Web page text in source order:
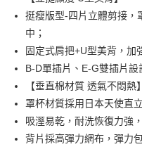
【「AFTEE先享後付」結帳流程
１．於結帳方式選擇「AFTEE先
結帳頁面，進行簡訊認證並確認
２．訂單成立數日內，您將收到
３．收到繳費通知簡訊後14天內
※ 請注意：結帳手續完成當下不
購買商品的店家。未經商家同意
後付繳納相關費用。
※ 交易是否成功請以「AFTEE先
是否繳費成功／繳費後需取消欲
每筆NT$90，滿NT$1,000(含
付款後全家取貨-以PackAge+
每筆NT$90，滿NT$1,000(
萊爾富取貨付款
每筆NT$90，滿NT$1,000(含
付款後萊爾富取貨
挺瘦版型-四片立體剪接，
中；
固定式肩把+U型美背，加
B-D單插片、E-G雙插片設
【垂直棉材質 透氣不悶熱】
罩杯材質採用日本天使直
吸溼易乾，耐洗恢復力強
背片採高彈力網布，彈力